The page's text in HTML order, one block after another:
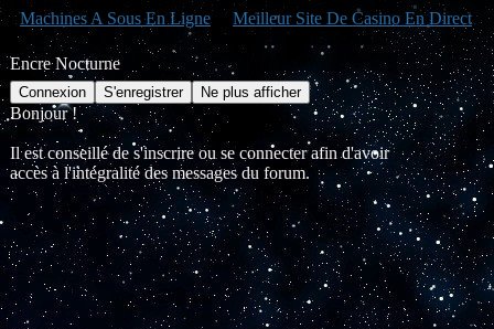
Machines A Sous En Ligne Meilleur Site De Casino En Direct
Encre Nocturne
Bonjour !
Il est conseillé de s'inscrire ou se connecter afin d'avoir
accès à l'intégralité des messages du forum.